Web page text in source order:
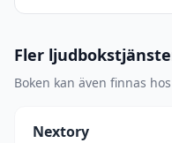
Fler
Boken kan även finnas
Nextory